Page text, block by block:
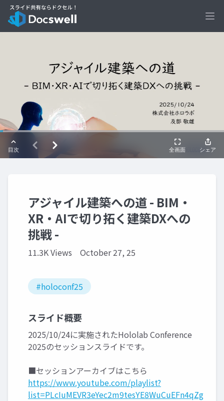
アジャイル建築への道 - BIM・
XR・AIで切り拓く建築DXへの
挑戦 -
11.3K Views October 27, 25
#holoconf25
スライド概要
2025/10/24に実施されたHololab Conference
2025のセッションスライドです。
■セッションアーカイブはこちら
https://www.youtube.com/playlist?
list=PLcIuMEVR3eYec2m9tesYE8WuCuEFn4qZg